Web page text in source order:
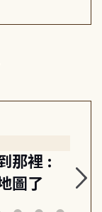
那裡 :
圖了
美